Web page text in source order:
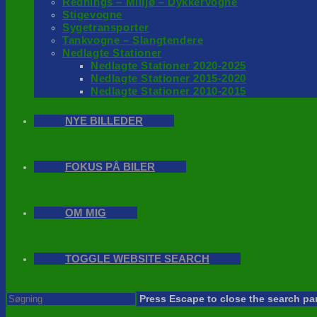
Stigevogne
Sygetransporter
Tankvogne – Slangtendere
Nedlagte Stationer
Nedlagte Stationer 2020-2025
Nedlagte Stationer 2015-2020
Nedlagte Stationer 2010-2015
NYE BILLEDER
FOKUS PÅ BILER
OM MIG
TOGGLE WEBSITE SEARCH
Press Escape to close the search